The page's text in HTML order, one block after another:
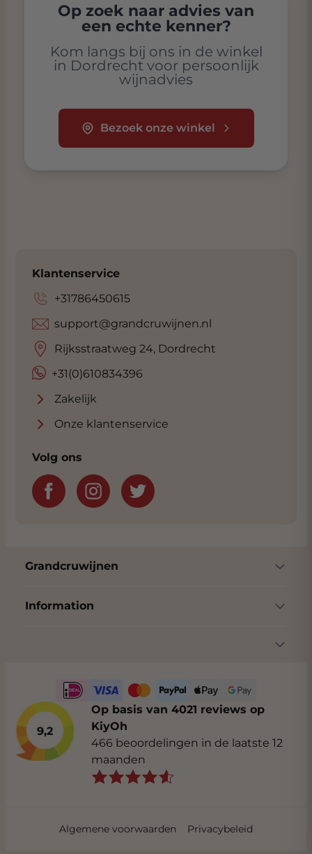
Op zoek naar advies van
een echte kenner?
Kom langs bij ons in de winkel
in Dordrecht voor persoonlijk
wijnadvies
Bezoek onze winkel
Klantenservice
+31786450615
+31(0)610834396
support@grandcruwijnen.nl
Rijksstraatweg 24, Dordrecht
Zakelijk
Onze klantenservice
Volg ons
Grandcruwijnen
Information
9,2
Op basis van 4021 reviews op
KiyOh
466 beoordelingen in de laatste 12
maanden
Algemene voorwaarden Privacybeleid